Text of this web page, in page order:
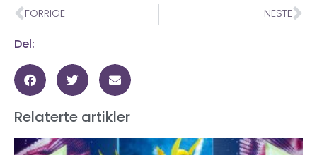
FORRIGE NESTE
Del:
Relaterte artikler